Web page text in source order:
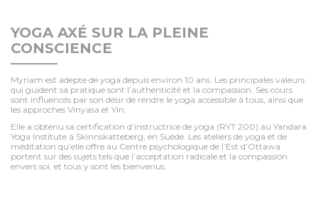
YOGA AXÉ SUR LA PLEINE
CONSCIENCE
Myriam est adepte de yoga depuis environ 10 ans. Les principales valeurs
qui guident sa pratique sont l’authenticité et la compassion. Ses cours
sont influencés par son désir de rendre le yoga accessible à tous, ainsi que
les approches Vinyasa et Yin.
Elle a obtenu sa certification d’instructrice de yoga (RYT 200) au Yandara
Yoga Institute à Skinnskatteberg, en Suède. Les ateliers de yoga et de
méditation qu’elle offre au Centre psychologique de l’Est d’Ottawa
portent sur des sujets tels que l’acceptation radicale et la compassion
envers soi, et tous y sont les bienvenus.